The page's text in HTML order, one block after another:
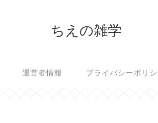
ちえの雑学
運営者情報